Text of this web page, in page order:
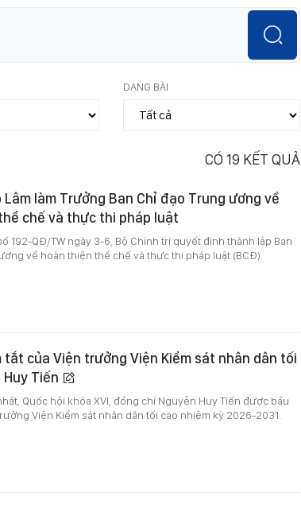
DẠNG BÀI
CÓ 19 KẾT QUẢ
làm Trưởng Ban Chỉ đạo Trung ương về
chế và thực thi pháp luật
192-QĐ/TW ngày 3-6, Bộ Chính trị quyết định thành lập Ban
về hoàn thiện thể chế và thực thi pháp luật (BCĐ).
tắt của Viện trưởng Viện Kiểm sát nhân dân tối
Tiến
Quốc hội khóa XVI, đồng chí Nguyễn Huy Tiến được bầu
Viện Kiểm sát nhân dân tối cao nhiệm kỳ 2026-2031.